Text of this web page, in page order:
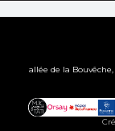
allée de la Bouvêche,